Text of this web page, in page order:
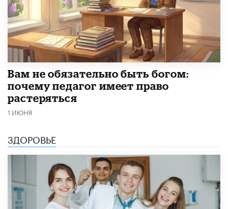
​Вам не обязательно быть богом:
почему педагог имеет право
растеряться
1 ИЮНЯ
ЗДОРОВЬЕ